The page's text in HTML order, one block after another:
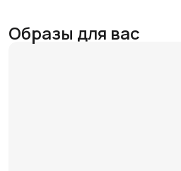
Образы для вас